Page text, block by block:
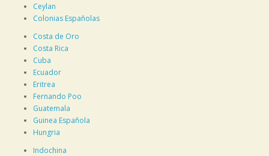
Ceylan
Colonias Españolas
Costa de Oro
Costa Rica
Cuba
Ecuador
Eritrea
Fernando Poo
Guatemala
Guinea Española
Hungria
Indochina